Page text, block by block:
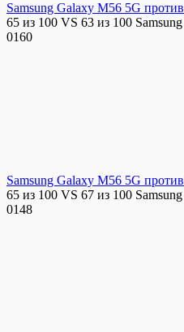
Samsung Galaxy M56 5G
65 из 100 VS 63 из 100
0160
Samsung Galaxy M56 5G
65 из 100 VS 67 из 100
0148